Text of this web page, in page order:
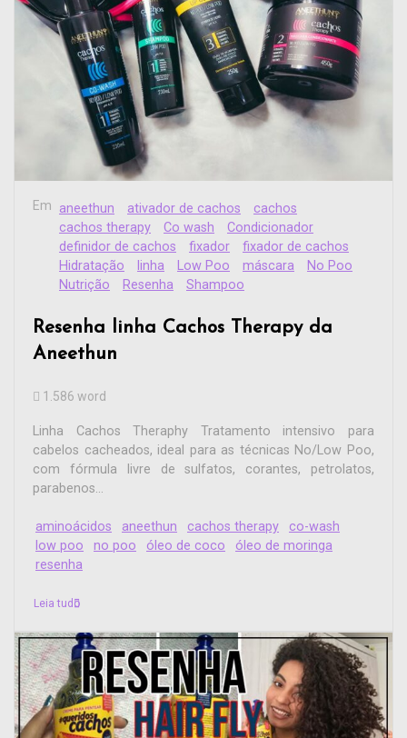
Em aneethun ativador de cachos
cachos
cachos therapy
Co wash
Condicionador
definidor de cachos
fixador
fixador de cachos
Hidratação
linha Low Poo máscara
No Poo
Nutrição
Resenha Shampoo
Resenha linha Cachos Therapy da
Aneethun
1.586 word
Linha Cachos Theraphy Tratamento intensivo para
cabelos cacheados, ideal para as técnicas No/Low Poo,
com fórmula livre de sulfatos, corantes, petrolatos,
parabenos...
aminoácidos aneethun cachos therapy
co-wash
low poo
no poo óleo de coco
óleo de moringa
resenha
Leia tudo